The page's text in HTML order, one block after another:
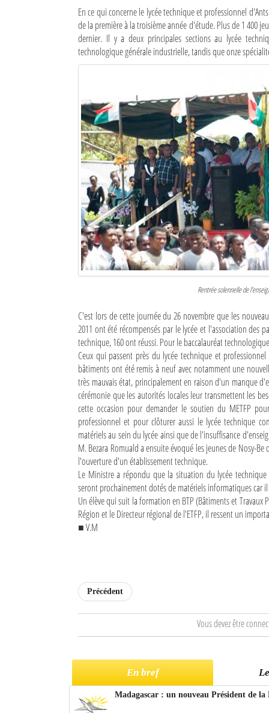
Connexion
Identifiant oublié ?
Mot de passe oublié ?
En ce qui concerne le lycée technique et professionnel
de la première à la troisième année d'étude. Plus de 1 400
dernier. Il y a deux principales sections au lycée
technologique générale industrielle, tandis que onze
Rentrée solennelle de
C'est lors de cette journée du 26 novembre que les
2011 ont été récompensés par le lycée et l'association des
technique, 160 ont réussi. Pour le baccalauréat
Ceux qui passent près du lycée technique et
bâtiments ont été remis à neuf avec notamment une
très mauvais état, principalement en raison d'un manque
cérémonie que les autorités locales leur transmettent les
cette occasion pour demander le soutien du METFP
professionnel et pour clôturer aussi le lycée technique
matériels au sein du lycée ainsi que de l'insuffisance
M. Bezara Romuald a ensuite évoqué les jeunes de Nosy-
l'ouverture d'un établissement technique.
Le Ministre a répondu que la situation du lycée
seront prochainement dotés de matériels informatiques car
Un élève qui suit la formation en BTP (Bâtiments et
Région et le Directeur régional de l'ETFP, il ressent un
■ V.M
Précédent
Vous devez être
En bref
Madagascar : un nouveau Président de